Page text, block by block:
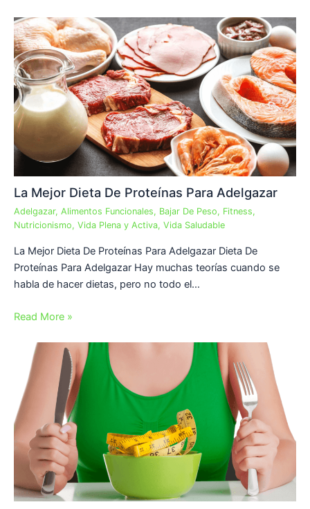
La Mejor Dieta De Proteínas Para Adelgazar
Adelgazar, Alimentos Funcionales, Bajar De Peso, Fitness,
Nutricionismo, Vida Plena y Activa, Vida Saludable
La Mejor Dieta De Proteínas Para Adelgazar Dieta De
Proteínas Para Adelgazar Hay muchas teorías cuando se
habla de hacer dietas, pero no todo el…
Read More »